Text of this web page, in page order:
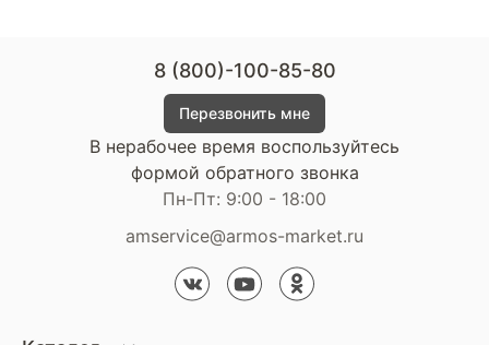
8 (800)-100-85-80
Перезвонить мне
В нерабочее время воспользуйтесь
формой обратного звонка
Пн-Пт: 9:00 - 18:00
amservice@armos-market.ru